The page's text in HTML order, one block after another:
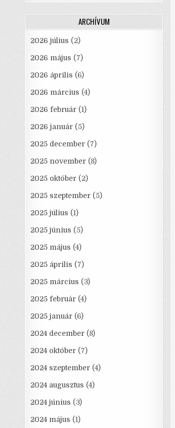
ARCHÍVUM
2026 július (2)
2026 május (7)
2026 április (6)
2026 március (4)
2026 február (1)
2026 január (5)
2025 december (7)
2025 november (8)
2025 október (2)
2025 szeptember (5)
2025 július (1)
2025 június (5)
2025 május (4)
2025 április (7)
2025 március (3)
2025 február (4)
2025 január (6)
2024 december (8)
2024 október (7)
2024 szeptember (4)
2024 augusztus (4)
2024 június (3)
2024 május (1)